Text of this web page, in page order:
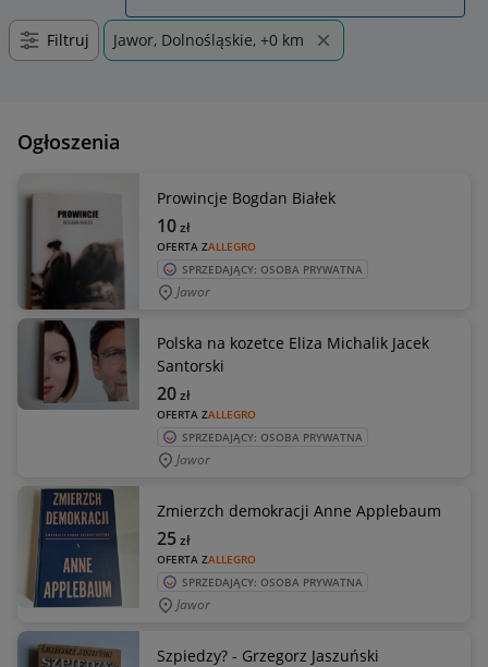
Filtruj Jawor, Dolnośląskie, +0 km
Ogłoszenia
Prowincje Bogdan Białek
OFERTA ZALLEGRO
10zł
SPRZEDAJĄCY: OSOBA PRYWATNA
Jawor
Polska na kozetce Eliza Michalik Jacek
Santorski
OFERTA ZALLEGRO
20zł
SPRZEDAJĄCY: OSOBA PRYWATNA
Jawor
Zmierzch demokracji Anne Applebaum
OFERTA ZALLEGRO
25zł
SPRZEDAJĄCY: OSOBA PRYWATNA
Jawor
Szpiedzy? - Grzegorz Jaszuński